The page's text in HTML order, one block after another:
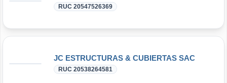
RUC 20547526369
JC ESTRUCTURAS & CUBIERTAS SAC
RUC 20538264581